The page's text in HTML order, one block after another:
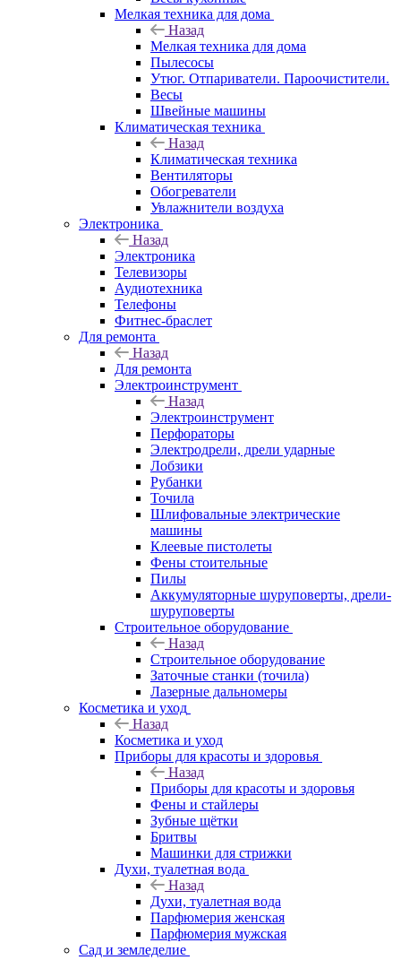
Мелкая техника для дома
Назад
Мелкая техника для дома
Пылесосы
Утюг. Отпариватели. Пароочистители.
Весы
Швейные машины
Климатическая техника
Назад
Климатическая техника
Вентиляторы
Обогреватели
Увлажнители воздуха
Электроника
Назад
Электроника
Телевизоры
Аудиотехника
Телефоны
Фитнес-браслет
Для ремонта
Назад
Для ремонта
Электроинструмент
Назад
Электроинструмент
Перфораторы
Электродрели, дрели ударные
Лобзики
Рубанки
Точила
Шлифовальные электрические
машины
Клеевые пистолеты
Фены стоительные
Пилы
Аккумуляторные шуруповерты, дрели-
шуруповерты
Строительное оборудование
Назад
Строительное оборудование
Заточные станки (точила)
Лазерные дальномеры
Косметика и уход
Назад
Косметика и уход
Приборы для красоты и здоровья
Назад
Приборы для красоты и здоровья
Фены и стайлеры
Зубные щётки
Бритвы
Машинки для стрижки
Духи, туалетная вода
Назад
Духи, туалетная вода
Парфюмерия женская
Парфюмерия мужская
Сад и земледелие